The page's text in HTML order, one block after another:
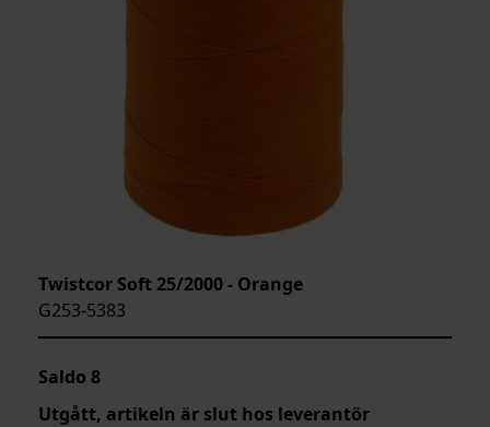
Twistcor Soft 25/2000 - Orange
G253-5383
Saldo 8
Utgått, artikeln är slut hos leverantör